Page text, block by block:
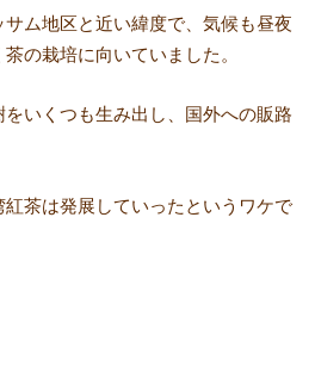
ム地区と近い緯度で、気候も昼夜
の栽培に向いていました。
いくつも生み出し、国外への販路
茶は発展していったというワケで